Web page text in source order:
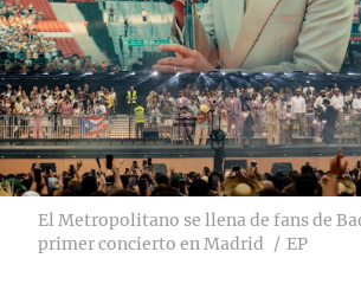
El Metropolitano se llena de fans de
primer concierto en Madrid
EP